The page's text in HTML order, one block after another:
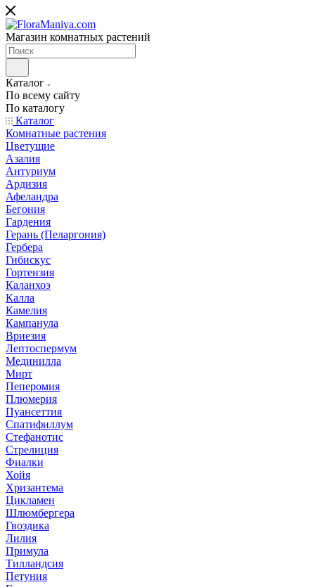
Магазин комнатных растений
Каталог
По всему сайту
По каталогу
Каталог
Комнатные растения
Цветущие
Азалия
Антуриум
Ардизия
Афеландра
Бегония
Гардения
Герань (Пеларгония)
Гербера
Гибискус
Гортензия
Каланхоэ
Калла
Камелия
Кампанула
Вриезия
Лептоспермум
Мединилла
Мирт
Пеперомия
Плюмерия
Пуансеттия
Спатифиллум
Стефанотис
Стрелиция
Фиалки
Хойя
Хризантема
Цикламен
Шлюмбергера
Гвоздика
Лилия
Примула
Тилландсия
Петуния